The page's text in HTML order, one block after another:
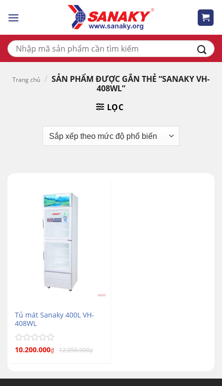
Tìm
kiếm:
Trang chủ / SẢN PHẨM ĐƯỢC GẮN THẺ “SANAKY VH-
408WL”
LỌC
Tủ mát Sanaky 400L VH-
408WL
Được
5
10.200.000₫ 12.050.000₫